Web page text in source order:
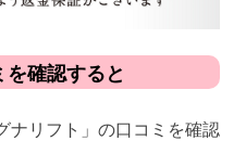
確認すると
ナリフト」の口コミを確認